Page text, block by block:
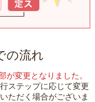
の流れ
が変更となりました。
ステップに応じて変更
ただく場合がございま